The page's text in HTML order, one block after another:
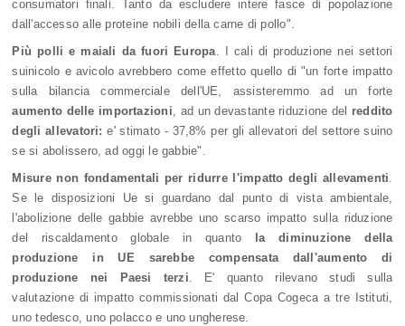
consumatori finali. Tanto da escludere intere fasce di popolazione
dall'accesso alle proteine nobili della carne di pollo".
Più polli e maiali da fuori Europa. I cali di produzione nei settori
suinicolo e avicolo avrebbero come effetto quello di "un forte impatto
sulla bilancia commerciale dell'UE, assisteremmo ad un forte
aumento delle importazioni, ad un devastante riduzione del reddito
degli allevatori:e' stimato - 37,8% per gli allevatori del settore suino
se si abolissero, ad oggi le gabbie".
Misure non fondamentali per ridurre l'impatto degli allevamenti.
Se le disposizioni Ue si guardano dal punto di vista ambientale,
l'abolizione delle gabbie avrebbe uno scarso impatto sulla riduzione
del riscaldamento globale in quanto
la diminuzione della
produzione in UE sarebbe compensata dall'aumento di
produzione nei Paesi terzi. E' quanto rilevano studi sulla
valutazione di impatto commissionati dal Copa Cogeca a tre Istituti,
uno tedesco, uno polacco e uno ungherese.